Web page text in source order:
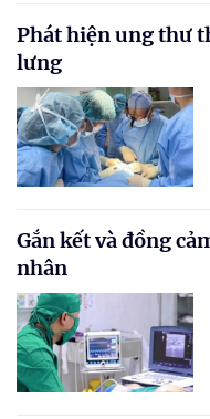
Phát hiện ung thư
lưng
Gắn kết và đồng
nhân